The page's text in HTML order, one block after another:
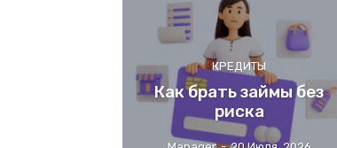
КРЕДИТЫ
Как брать займы без
риска